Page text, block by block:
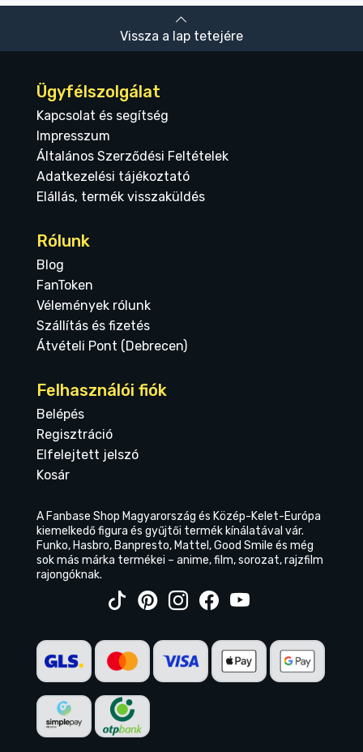
Vissza a lap tetejére
Ügyfélszolgálat
Kapcsolat és segítség
Impresszum
Általános Szerződési Feltételek
Adatkezelési tájékoztató
Elállás, termék visszaküldés
Rólunk
Blog
FanToken
Vélemények rólunk
Szállítás és fizetés
Átvételi Pont (Debrecen)
Felhasználói fiók
Belépés
Regisztráció
Elfelejtett jelszó
Kosár
A Fanbase Shop Magyarország és Közép-Kelet-Európa
kiemelkedő figura és gyűjtői termék kínálatával vár.
Funko, Hasbro, Banpresto, Mattel, Good Smile és még
sok más márka termékei – anime, film, sorozat, rajzfilm
rajongóknak.